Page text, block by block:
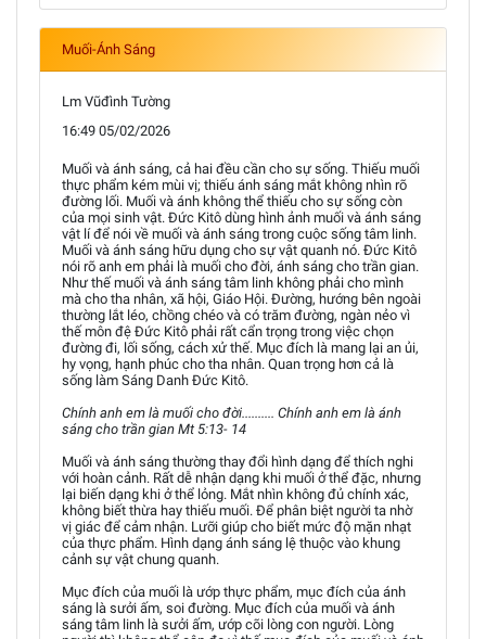
Muối-Ánh Sáng
Lm Vũđình Tường
16:49 05/02/2026
Muối và ánh sáng, cả hai đều cần cho sự sống. Thiếu muối
thực phẩm kém mùi vị; thiếu ánh sáng mắt không nhìn rõ
đường lối. Muối và ánh không thể thiếu cho sự sống còn
của mọi sinh vật. Đức Kitô dùng hình ảnh muối và ánh sáng
vật lí để nói về muối và ánh sáng trong cuộc sống tâm linh.
Muối và ánh sáng hữu dụng cho sự vật quanh nó. Đức Kitô
nói rõ anh em phải là muối cho đời, ánh sáng cho trần gian.
Như thế muối và ánh sáng tâm linh không phải cho mình
mà cho tha nhân, xã hội, Giáo Hội. Đường, hướng bên ngoài
thường lắt léo, chồng chéo và có trăm đường, ngàn nẻo vì
thế môn đệ Đức Kitô phải rất cẩn trọng trong việc chọn
đường đi, lối sống, cách xử thế. Mục đích là mang lại an ủi,
hy vọng, hạnh phúc cho tha nhân. Quan trọng hơn cả là
sống làm Sáng Danh Đức Kitô.
Chính anh em là muối cho đời.......... Chính anh em là ánh
sáng cho trần gian Mt 5:13- 14
Muối và ánh sáng thường thay đổi hình dạng để thích nghi
với hoàn cảnh. Rất dễ nhận dạng khi muối ở thể đặc, nhưng
lại biến dạng khi ở thể lỏng. Mắt nhìn không đủ chính xác,
không biết thừa hay thiếu muối. Để phân biệt người ta nhờ
vị giác để cảm nhận. Lưỡi giúp cho biết mức độ mặn nhạt
của thực phẩm. Hình dạng ánh sáng lệ thuộc vào khung
cảnh sự vật chung quanh.
Mục đích của muối là ướp thực phẩm, mục đích của ánh
sáng là sưởi ấm, soi đường. Mục đích của muối và ánh
sáng tâm linh là sưởi ấm, ướp cõi lòng con người. Lòng